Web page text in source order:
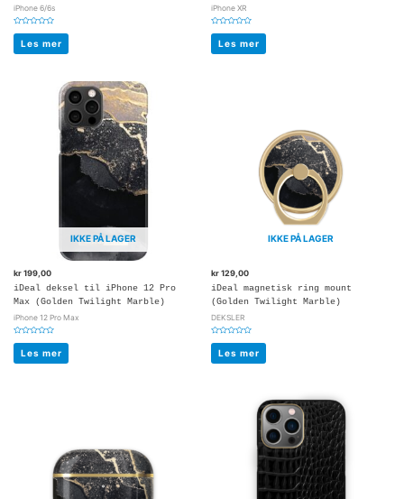
iPhone 6/6s
Vurdert
av
5
Les mer
iPhone XR
Vurdert
av
5
Les mer
IKKE PÅ LAGER
kr199,00
iDeal deksel til iPhone 12 Pro
Max (Golden Twilight Marble)
iPhone 12 Pro Max
Vurdert
av
5
Les mer
IKKE PÅ LAGER
kr129,00
iDeal magnetisk ring mount
(Golden Twilight Marble)
DEKSLER
Vurdert
av
5
Les mer